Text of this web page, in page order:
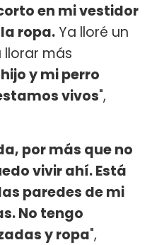
en mi vestidor
ropa.Ya lloré un
más
y mi perro
vivos",
por más que no
vivir ahí. Está
paredes de mi
No tengo
y ropa",